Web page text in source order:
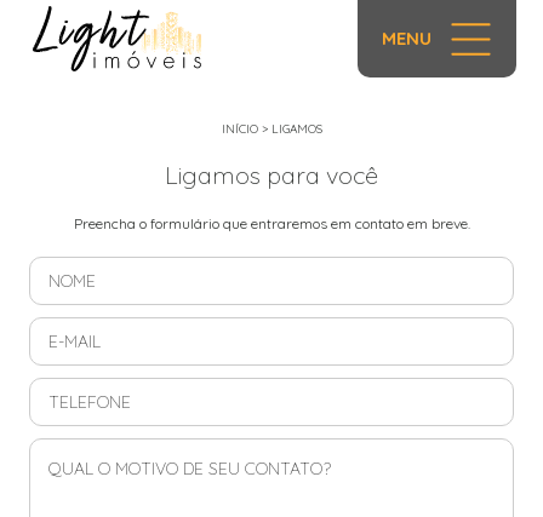
MENU
INÍCIO> LIGAMOS
Ligamos para você
Preencha o formulário que entraremos em contato em breve.